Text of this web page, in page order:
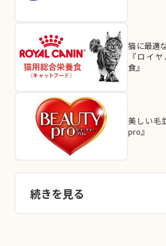
猫に最適
『ロイ
食』
美しい毛
pro』
続きを見る